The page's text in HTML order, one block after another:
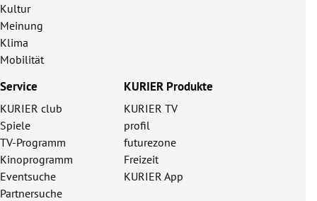
Kultur
Meinung
Klima
Mobilität
Service
KURIER club
Spiele
TV-Programm
Kinoprogramm
Eventsuche
Partnersuche
KURIER Produkte
KURIER TV
profil
futurezone
Freizeit
KURIER App